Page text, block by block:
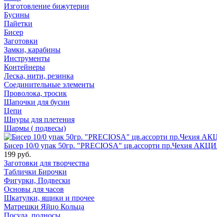
Изготовление бижутерии
Бусины
Пайетки
Бисер
Заготовки
Замки, карабины
Инструменты
Контейнеры
Леска, нити, резинка
Соединительные элементы
Проволока, тросик
Шапочки для бусин
Цепи
Шнуры для плетения
Шармы ( подвесы)
Бисер 10/0 упак 50гр. "PRECIOSA" цв.ассорти пр.Чехия
199 руб.
Заготовки для творчества
Таблички Бирочки
Фигурки, Подвески
Основы для часов
Шкатулки, ящики и прочее
Матрешки Яйцо Кольца
Посуда, подносы